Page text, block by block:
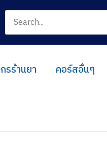
for:
รร้านยา คอร์สอื่นๆ